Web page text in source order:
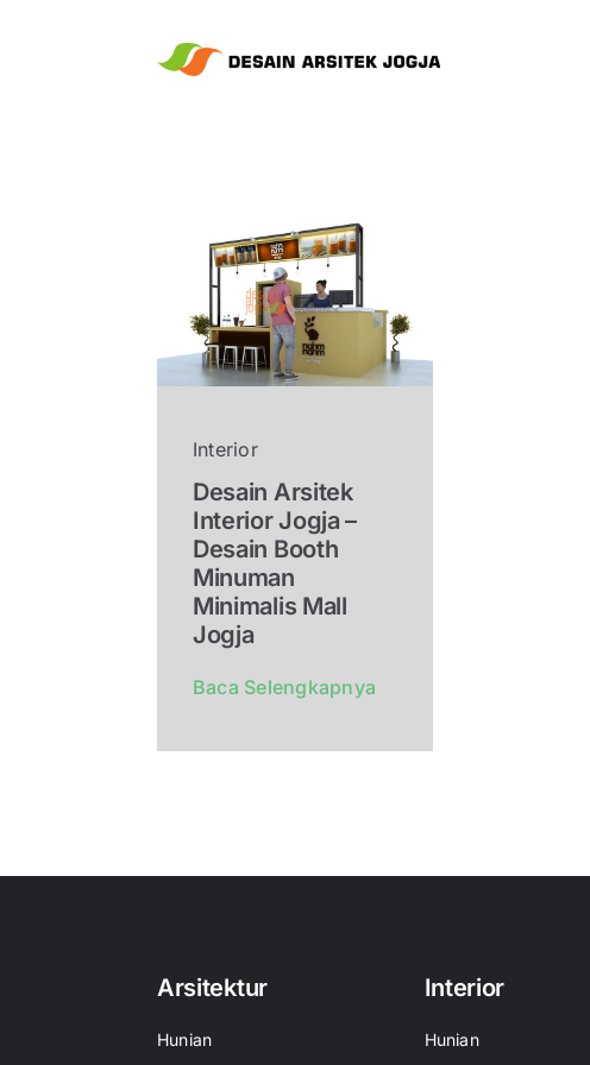
Interior
Desain Arsitek
Interior Jogja –
Desain Booth
Minuman
Minimalis Mall
Jogja
Baca Selengkapnya
Arsitektur
Hunian
Interior
Hunian